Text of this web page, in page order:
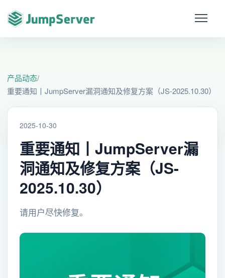
产品动态/
重要通知丨JumpServer漏洞通知及修复方案（JS-2025.10.30）
2025-10-30
重要通知丨JumpServer漏
洞通知及修复方案（JS-
2025.10.30）
请用户尽快修复。